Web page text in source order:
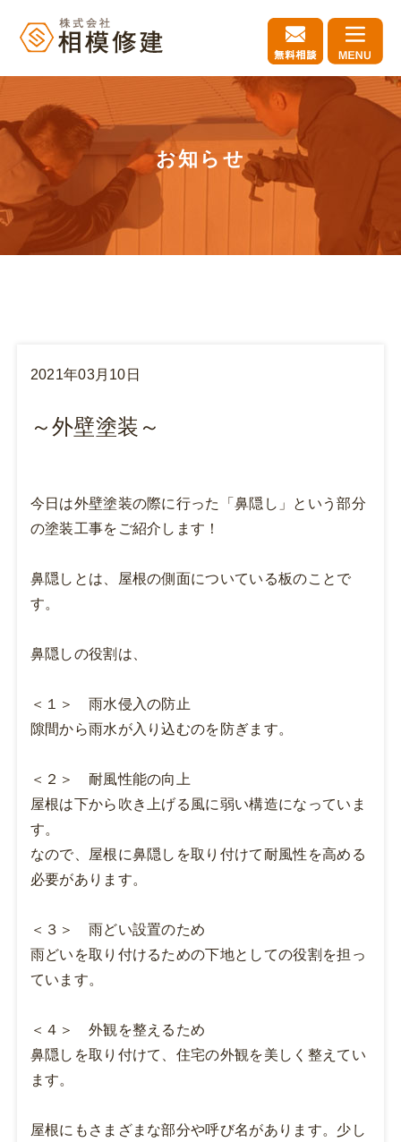
お知らせ
2021年03月10日
～外壁塗装～
今日は外壁塗装の際に行った「鼻隠し」という部分
の塗装工事をご紹介します！
鼻隠しとは、屋根の側面についている板のことで
す。
鼻隠しの役割は、
＜１＞ 雨水侵入の防止
隙間から雨水が入り込むのを防ぎます。
＜２＞ 耐風性能の向上
屋根は下から吹き上げる風に弱い構造になっていま
す。
なので、屋根に鼻隠しを取り付けて耐風性を高める
必要があります。
＜３＞ 雨どい設置のため
雨どいを取り付けるための下地としての役割を担っ
ています。
＜４＞ 外観を整えるため
鼻隠しを取り付けて、住宅の外観を美しく整えてい
ます。
屋根にもさまざまな部分や呼び名があります。少し